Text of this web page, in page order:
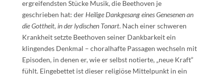
ergreifendsten Stücke Musik, die Beethoven je
geschrieben hat: derHeilige Dankgesang eines Genesenen an
die Gottheit, in der lydischen Tonart. Nach einer schweren
Krankheit setzte Beethoven seiner Dankbarkeit ein
klingendes Denkmal – choralhafte Passagen wechseln mit
Episoden, in denen er, wie er selbst notierte, „neue Kraft“
fühlt. Eingebettet ist dieser religiöse Mittelpunkt in ein